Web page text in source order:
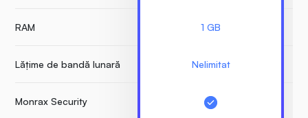
RAM
Lățime de bandă lunară
Monrax Security
1 GB
Nelimitat